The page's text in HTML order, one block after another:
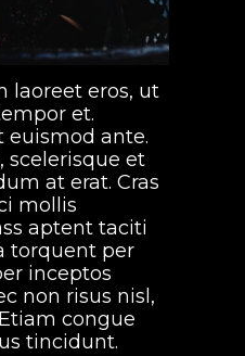
laoreet eros, ut
et.
ante.
scelerisque et
at erat. Cras
mollis
aptent taciti
torquent per
inceptos
non risus nisl,
congue
tincidunt.